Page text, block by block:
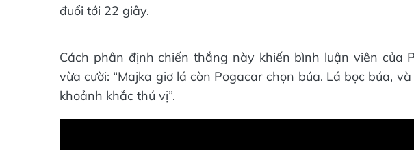
đuổi tới 22 giây.
Cách phân định chiến thắng này khiến bình luận viên của
vừa cười: “Majka giơ lá còn Pogacar chọn búa. Lá bọc búa,
khoảnh khắc thú vị”.